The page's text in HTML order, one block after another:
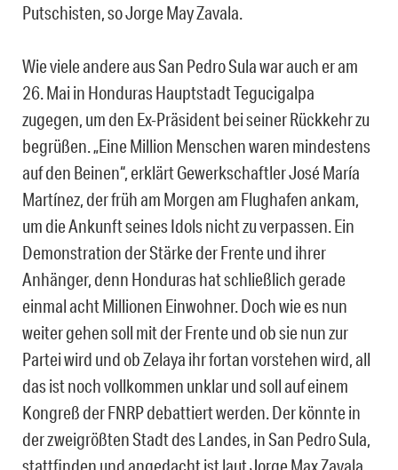
Putschisten, so Jorge May Zavala.
Wie viele andere aus San Pedro Sula war auch er am
26. Mai in Honduras Hauptstadt Tegucigalpa
zugegen, um den Ex-Präsident bei seiner Rückkehr zu
begrüßen. „Eine Million Menschen waren mindestens
auf den Beinen“, erklärt Gewerkschaftler José María
Martínez, der früh am Morgen am Flughafen ankam,
um die Ankunft seines Idols nicht zu verpassen. Ein
Demonstration der Stärke der Frente und ihrer
Anhänger, denn Honduras hat schließlich gerade
einmal acht Millionen Einwohner. Doch wie es nun
weiter gehen soll mit der Frente und ob sie nun zur
Partei wird und ob Zelaya ihr fortan vorstehen wird, all
das ist noch vollkommen unklar und soll auf einem
Kongreß der FNRP debattiert werden. Der könnte in
der zweigrößten Stadt des Landes, in San Pedro Sula,
stattfinden und angedacht ist laut Jorge Max Zavala